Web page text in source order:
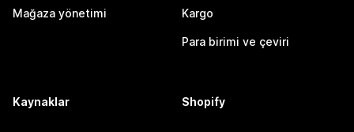
Mağaza yönetimi Kargo
Para birimi ve çeviri
Kaynaklar Shopify